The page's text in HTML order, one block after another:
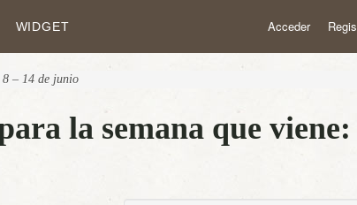
WIDGET Acceder
8 – 14 de junio
la semana que viene: